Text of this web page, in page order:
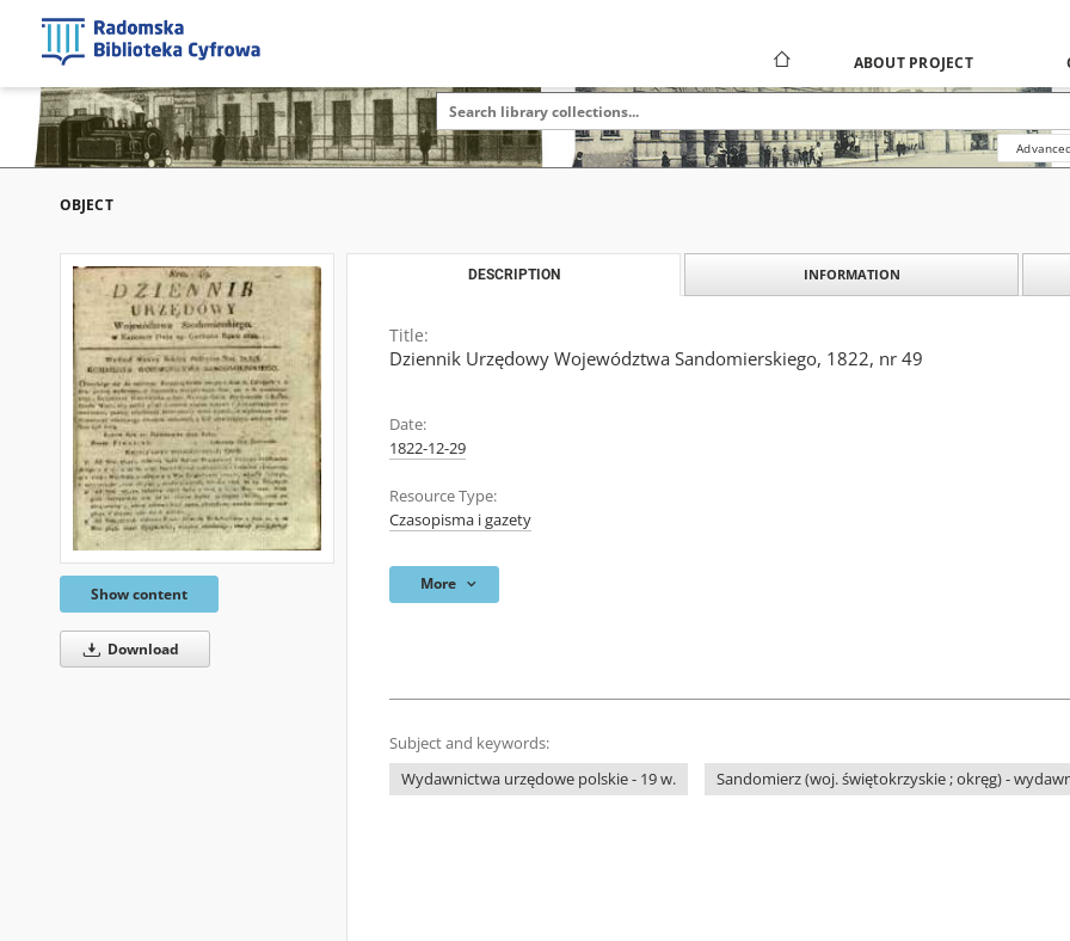
ABOUT PROJECT
OBJECT
Show content
Download
DESCRIPTION INFORMATION
Title:
Dziennik Urzędowy Województwa Sandomierskiego, 1822, nr 49
Date:
1822-12-29
Resource Type:
Czasopisma i gazety
More
Subject and keywords:
Wydawnictwa urzędowe polskie - 19 w.
Sandomierz (woj. świętokrzyskie ; okręg) -